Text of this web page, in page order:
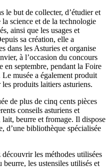
le but de collecter, d’étudier et
science et de la technologie
ainsi que les usages et
sa création, elle a
dans les Asturies et organise
à l’occasion du concours
en septembre, pendant la Foire
musée a également produit
produits laitiers asturiens.
de plus de cinq cents pièces
conseils asturiens et
beurre et fromage. Il dispose
d’une bibliothèque spécialisée
les méthodes utilisées
les ustensiles utilisés et